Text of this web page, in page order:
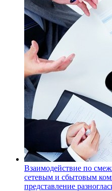
Взаимодействие по
сетевым и сбытовым
представление